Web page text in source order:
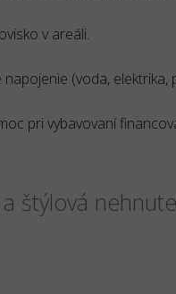
v areáli.
(voda, elektrika,
pri vybavovaní
štýlová